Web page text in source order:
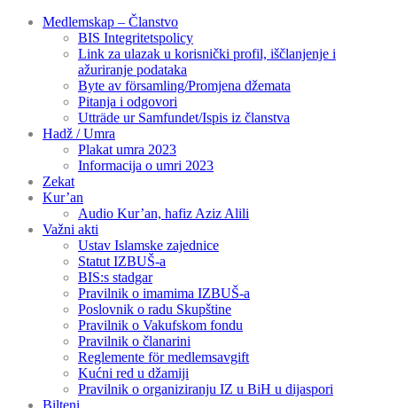
Medlemskap – Članstvo
BIS Integritetspolicy
Link za ulazak u korisnički profil, iščlanjenje i
ažuriranje podataka
Byte av församling/Promjena džemata
Pitanja i odgovori
Utträde ur Samfundet/Ispis iz članstva
Hadž / Umra
Plakat umra 2023
Informacija o umri 2023
Zekat
Kur’an
Audio Kur’an, hafiz Aziz Alili
Važni akti
Ustav Islamske zajednice
Statut IZBUŠ-a
BIS:s stadgar
Pravilnik o imamima IZBUŠ-a
Poslovnik o radu Skupštine
Pravilnik o Vakufskom fondu
Pravilnik o članarini
Reglemente för medlemsavgift
Kućni red u džamiji
Pravilnik o organiziranju IZ u BiH u dijaspori
Bilteni